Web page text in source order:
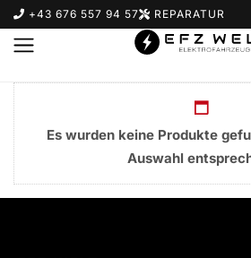
+43 676 557 94 57 REPARATUR
Es wurden keine Produkte
Auswahl